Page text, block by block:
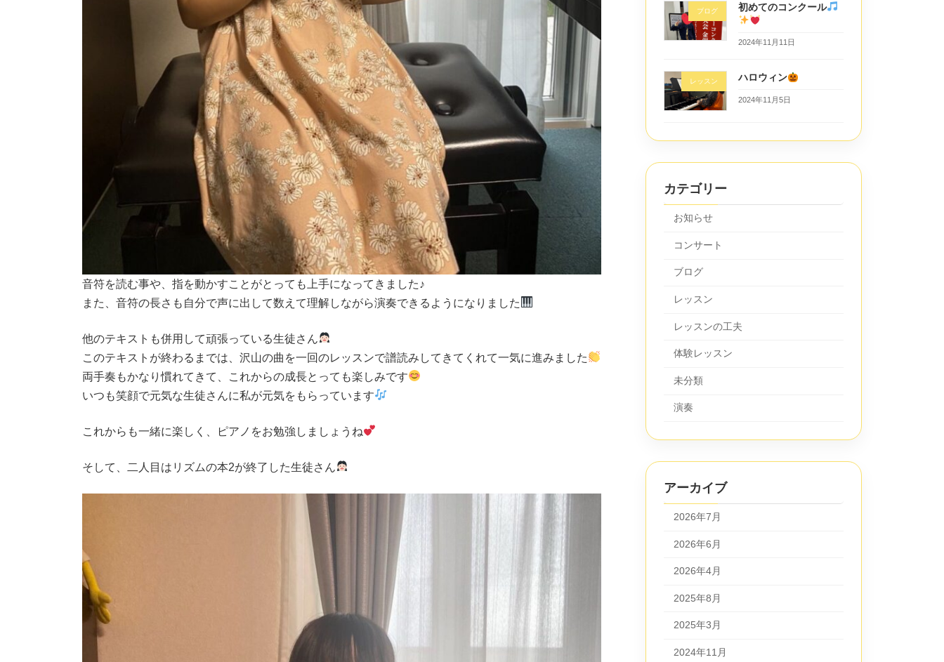
音符を読む事や、指を動かすことがとっても上手になってきました♪
また、音符の長さも自分で声に出して数えて理解しながら演奏できるようになりました
他のテキストも併用して頑張っている生徒さん
このテキストが終わるまでは、沢山の曲を一回のレッスンで譜読みしてきてくれて一気に進みました
両手奏もかなり慣れてきて、これからの成長とっても楽しみです
いつも笑顔で元気な生徒さんに私が元気をもらっています
これからも一緒に楽しく、ピアノをお勉強しましょうね
そして、二人目はリズムの本2が終了した生徒さん
ブログ 初めてのコンクール
2024年11月11日
レッスン ハロウィン
2024年11月5日
カテゴリー
お知らせ
コンサート
ブログ
レッスン
レッスンの工夫
体験レッスン
未分類
演奏
アーカイブ
2026年7月
2026年6月
2026年4月
2025年8月
2025年3月
2024年11月